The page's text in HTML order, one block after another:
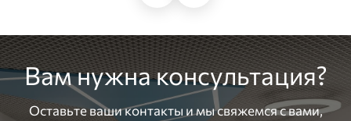
Вам нужна консультация?
Оставьте ваши контакты и мы свяжемся с вами,